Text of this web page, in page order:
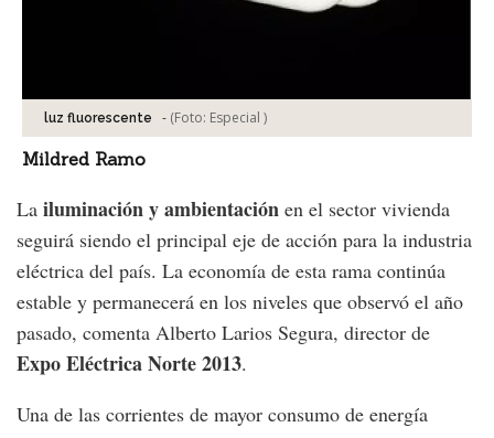
luz fluorescente - (Foto: Especial )
Mildred Ramo
La iluminación y ambientación en el sector vivienda
seguirá siendo el principal eje de acción para la industria
eléctrica del país. La economía de esta rama continúa
estable y permanecerá en los niveles que observó el año
pasado, comenta Alberto Larios Segura, director de
Expo Eléctrica Norte 2013.
Una de las corrientes de mayor consumo de energía